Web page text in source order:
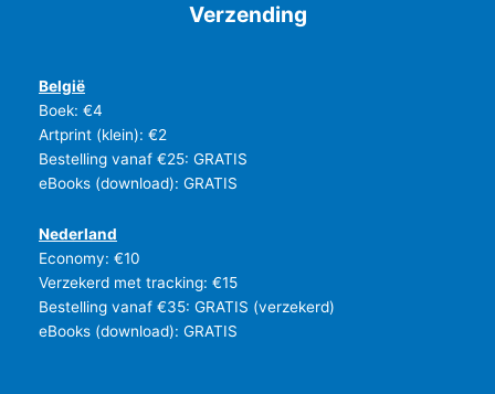
Verzending
België
Boek: €4
Artprint (klein): €2
Bestelling vanaf €25: GRATIS
eBooks (download): GRATIS
Nederland
Economy: €10
Verzekerd met tracking: €15
Bestelling vanaf €35: GRATIS (verzekerd)
eBooks (download): GRATIS